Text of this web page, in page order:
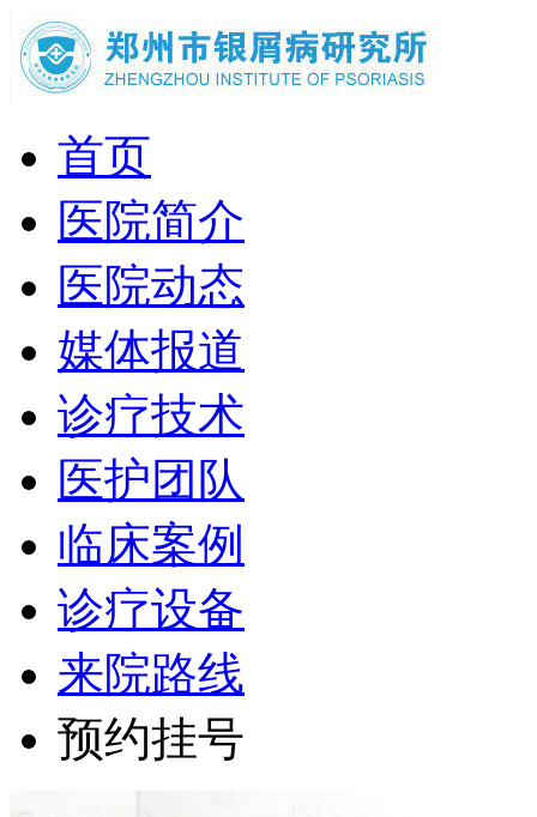
首页
医院简介
医院动态
媒体报道
诊疗技术
医护团队
临床案例
诊疗设备
来院路线
预约挂号